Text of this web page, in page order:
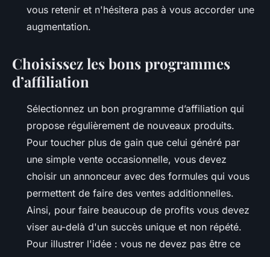
vous retenir et n'hésitera pas à vous accorder une
augmentation.
Choisissez les bons programmes
d’affiliation
Sélectionnez un bon programme d’affiliation qui
propose régulièrement de nouveaux produits.
Pour toucher plus de gain que celui généré par
une simple vente occasionnelle, vous devez
choisir un annonceur avec des formules qui vous
permettent de faire des ventes additionnelles.
Ainsi, pour faire beaucoup de profits vous devez
viser au-delà d'un succès unique et non répété.
Pour illustrer l'idée : vous ne devez pas être ce